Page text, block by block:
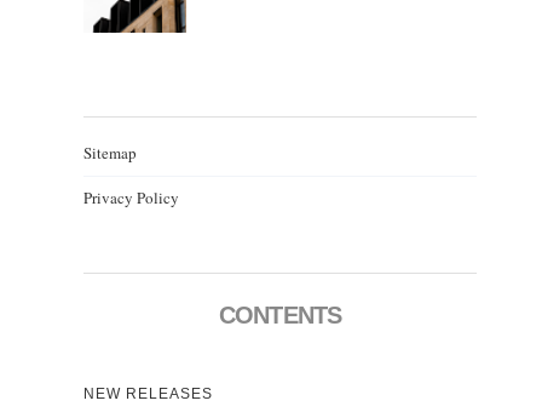
Sitemap
Privacy Policy
CONTENTS
NEW RELEASES